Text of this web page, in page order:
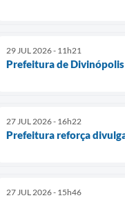
29 JUL 2026 - 11h21
Prefeitura de
27 JUL 2026 - 16h22
Prefeitura reforça
27 JUL 2026 - 15h46